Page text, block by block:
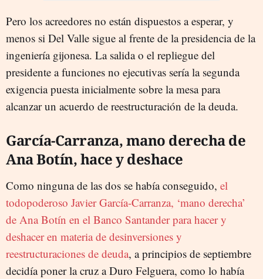
Pero los acreedores no están dispuestos a esperar, y
menos si Del Valle sigue al frente de la presidencia de la
ingeniería gijonesa. La salida o el repliegue del
presidente a funciones no ejecutivas sería la segunda
exigencia puesta inicialmente sobre la mesa para
alcanzar un acuerdo de reestructuración de la deuda.
García-Carranza, mano derecha de
Ana Botín, hace y deshace
Como ninguna de las dos se había conseguido, el
todopoderoso Javier García-Carranza, ‘mano derecha’
de Ana Botín en el Banco Santander para hacer y
deshacer en materia de desinversiones y
reestructuraciones de deuda, a principios de septiembre
decidía poner la cruz a Duro Felguera, como lo había